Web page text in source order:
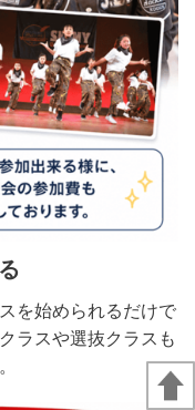
を始められるだけで
ラスや選抜クラスも